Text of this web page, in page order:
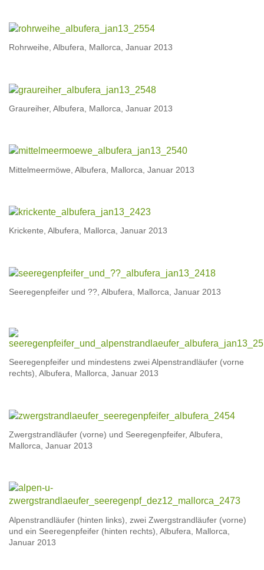
Rohrweihe, Albufera, Mallorca, Januar 2013
Graureiher, Albufera, Mallorca, Januar 2013
Mittelmeermöwe, Albufera, Mallorca, Januar 2013
Krickente, Albufera, Mallorca, Januar 2013
Seeregenpfeifer und ??, Albufera, Mallorca, Januar 2013
Seeregenpfeifer und mindestens zwei Alpenstrandläufer (vorne
rechts), Albufera, Mallorca, Januar 2013
Zwergstrandläufer (vorne) und Seeregenpfeifer, Albufera,
Mallorca, Januar 2013
Alpenstrandläufer (hinten links), zwei Zwergstrandläufer (vorne)
und ein Seeregenpfeifer (hinten rechts), Albufera, Mallorca,
Januar 2013